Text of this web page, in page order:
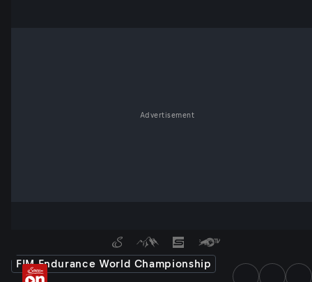
Advertisement
FIM Endurance World Championship